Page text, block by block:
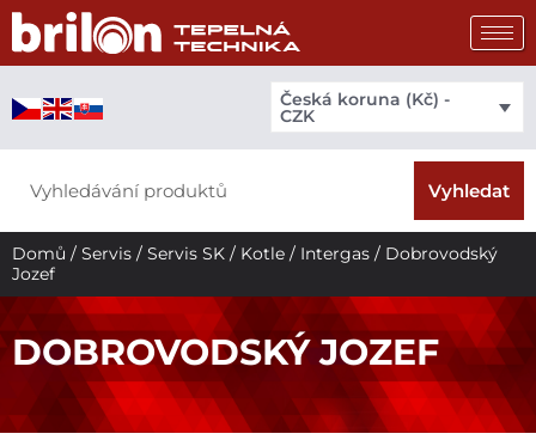
Přeskočit
obsah
Česká koruna (Kč) -
CZK
Vyhledat
Domů / Servis / Servis SK / Kotle / Intergas / Dobrovodský
Jozef
DOBROVODSKÝ JOZEF